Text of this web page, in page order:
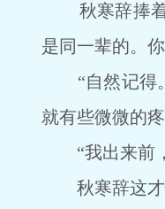
秋寒辞捧着
是同一辈的。
“自然记得。
就有些微微的疼
“我出来前，
秋寒辞这才